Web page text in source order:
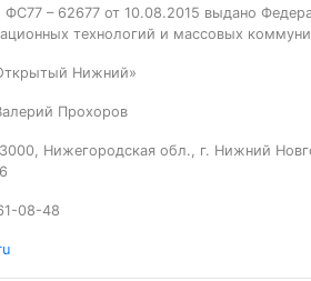
– 62677 от 10.08.2015 выдано
технологий и массовых
Нижний»
Прохоров
Нижегородская обл., г. Нижний
08-48